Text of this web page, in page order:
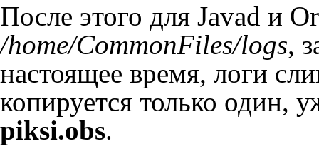
После этого для Javad и
/home/CommonFiles/logs,
настоящее время, логи
копируется только один,
piksi.obs.